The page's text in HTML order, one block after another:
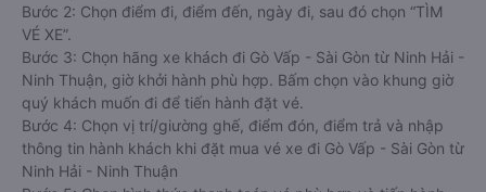
Bước 2: Chọn điểm đi, điểm đến, ngày đi, sau đó chọn “TÌM
VÉ XE”.
Bước 3: Chọn hãng xe khách đi Gò Vấp - Sài Gòn từ Ninh Hải -
Ninh Thuận, giờ khởi hành phù hợp. Bấm chọn vào khung giờ
quý khách muốn đi để tiến hành đặt vé.
Bước 4: Chọn vị trí/giường ghế, điểm đón, điểm trả và nhập
thông tin hành khách khi đặt mua vé xe đi Gò Vấp - Sài Gòn từ
Ninh Hải - Ninh Thuận